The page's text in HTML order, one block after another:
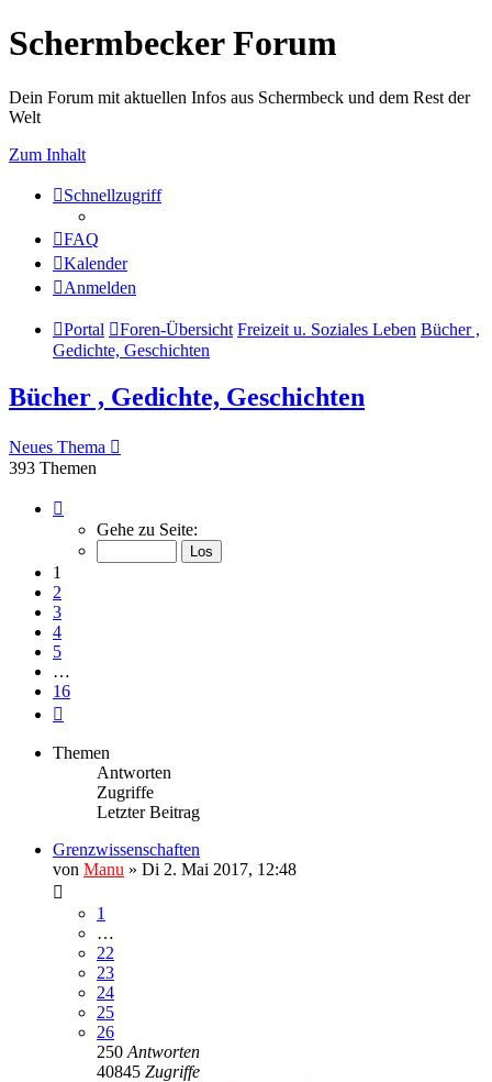
Schermbecker Forum
Dein Forum mit aktuellen Infos aus Schermbeck und dem Rest der
Welt
Zum Inhalt
Schnellzugriff
FAQ
Kalender
Anmelden
Portal Foren-Übersicht Freizeit u. Soziales Leben Bücher ,
Gedichte, Geschichten
Bücher , Gedichte, Geschichten
Neues Thema
393 Themen
von
Gehe zu Seite:
1
2
3
4
5
…
16
Themen
Antworten
Zugriffe
Letzter Beitrag
Grenzwissenschaften
von Manu » Di 2. Mai 2017, 12:48
1
…
22
23
24
25
26
250 Antworten
40845 Zugriffe